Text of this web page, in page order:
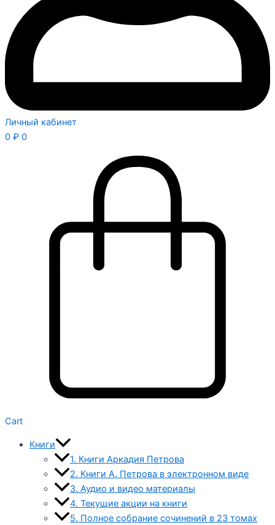
Личный кабинет
0 ₽ 0
Cart
Книги
1. Книги Аркадия Петрова
2. Книги А. Петрова в электронном виде
3. Аудио и видео материалы
4. Текущие акции на книги
5. Полное собрание сочинений в 23 томах